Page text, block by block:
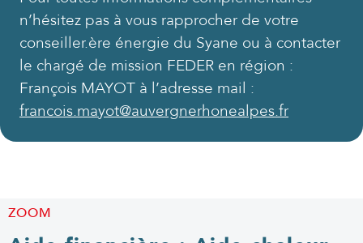
n’hésitez pas à vous rapprocher de votre
conseiller.ère énergie du Syane ou à contacter
le chargé de mission FEDER en région :
François MAYOT à l’adresse mail :
francois.mayot@auvergnerhonealpes.fr
ZOOM